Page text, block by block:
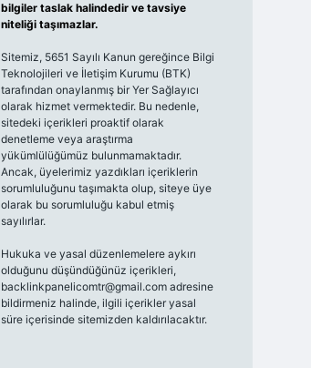
bilgiler taslak halindedir ve tavsiye
niteliği taşımazlar.
Sitemiz, 5651 Sayılı Kanun gereğince Bilgi
Teknolojileri ve İletişim Kurumu (BTK)
tarafından onaylanmış bir Yer Sağlayıcı
olarak hizmet vermektedir. Bu nedenle,
sitedeki içerikleri proaktif olarak
denetleme veya araştırma
yükümlülüğümüz bulunmamaktadır.
Ancak, üyelerimiz yazdıkları içeriklerin
sorumluluğunu taşımakta olup, siteye üye
olarak bu sorumluluğu kabul etmiş
sayılırlar.
Hukuka ve yasal düzenlemelere aykırı
olduğunu düşündüğünüz içerikleri,
backlinkpanelicomtr@gmail.comadresine
bildirmeniz halinde, ilgili içerikler yasal
süre içerisinde sitemizden kaldırılacaktır.